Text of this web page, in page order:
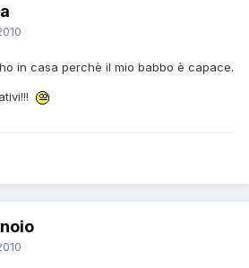
in casa perchè il mio babbo è capace.